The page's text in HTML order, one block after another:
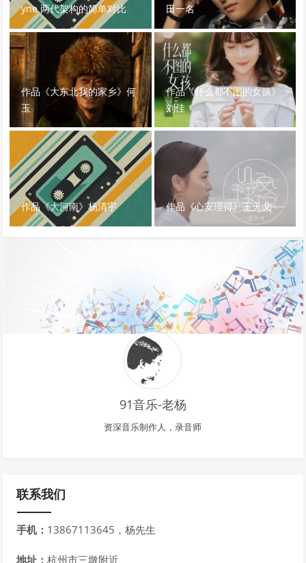
yne 两代架构的简单对比 田一名
作品《大东北我的家乡》何
玉
作品《什么都不图的女孩》
刘佳
作品《大河南》杨清宇 作品《心安理得》王天戈
91音乐-老杨
资深音乐制作人，录音师
联系我们
手机： 13867113645，杨先生
地址：杭州市三墩附近